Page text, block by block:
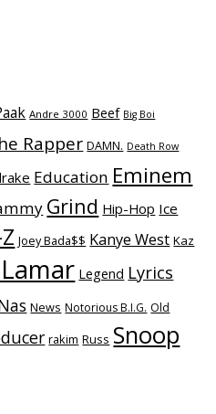
Andre 3000 Beef Big Boi
Rapper DAMN. Death Row
Education Eminem
Grind Hip-Hop Ice
Joey Bada$$ Kanye West Kaz
Legend Lyrics
News Notorious B.I.G. Old
rakim Russ Snoop